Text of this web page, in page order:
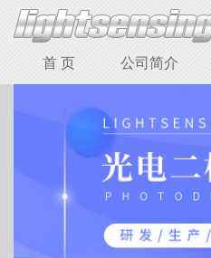
首 页 公司简介